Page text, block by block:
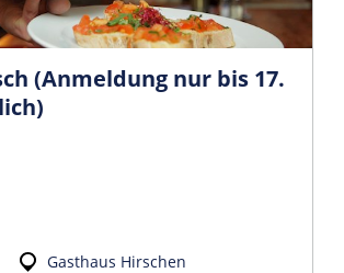
(Anmeldung nur bis 17.
Gasthaus Hirschen